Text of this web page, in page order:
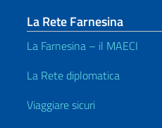
La Rete Farnesina
La Farnesina – il MAECI
La Rete diplomatica
Viaggiare sicuri